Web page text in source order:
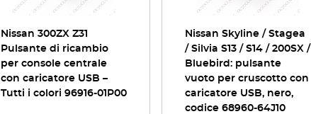
Nissan 300ZX Z31
Pulsante di ricambio
per console centrale
con caricatore USB –
Tutti i colori 96916-01P00
Nissan Skyline / Stagea
/ Silvia S13 / S14 / 200SX /
Bluebird: pulsante
vuoto per cruscotto con
caricatore USB, nero,
codice 68960-64J10